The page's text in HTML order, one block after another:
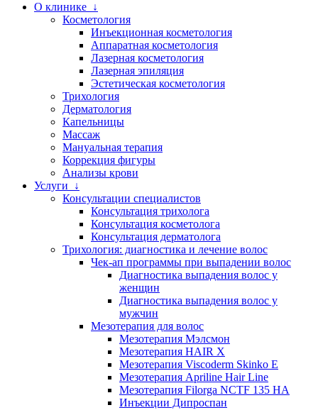
О клинике ↓
Косметология
Инъекционная косметология
Аппаратная косметология
Лазерная косметология
Лазерная эпиляция
Эстетическая косметология
Трихология
Дерматология
Капельницы
Массаж
Мануальная терапия
Коррекция фигуры
Анализы крови
Услуги ↓
Консультации специалистов
Консультация трихолога
Консультация косметолога
Консультация дерматолога
Трихология: диагностика и лечение волос
Чек-ап программы при выпадении волос
Диагностика выпадения волос у
женщин
Диагностика выпадения волос у
мужчин
Мезотерапия для волос
Мезотерапия Мэлсмон
Мезотерапия HAIR X
Мезотерапия Viscoderm Skinko E
Мезотерапия Apriline Hair Line
Мезотерапия Filorga NCTF 135 HA
Инъекции Дипроспан